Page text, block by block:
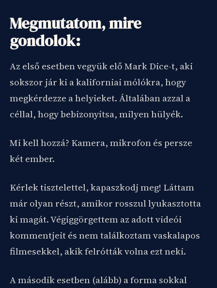
Megmutatom, mire
gondolok:
Az első esetben vegyük elő Mark Dice-t, aki
sokszor jár ki a kaliforniai mólókra, hogy
megkérdezze a helyieket. Általában azzal a
céllal, hogy bebizonyítsa, milyen hülyék.
Mi kell hozzá? Kamera, mikrofon és persze
két ember.
Kérlek tisztelettel, kapaszkodj meg! Láttam
már olyan részt, amikor rosszul lyukasztotta
ki magát. Végiggörgettem az adott videói
kommentjeit és nem találkoztam vaskalapos
filmesekkel, akik felrótták volna ezt neki.
A második esetben (alább) a forma sokkal